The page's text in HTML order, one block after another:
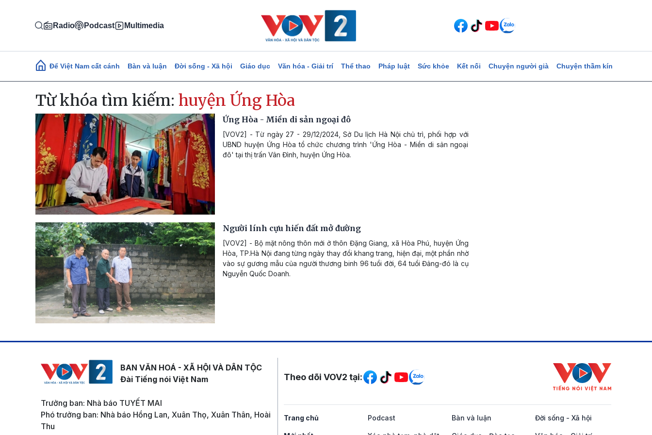
Radio Podcast Multimedia
Main navigation
Để Việt Nam cất cánh Bàn và luận Đời sống - Xã hội Giáo dục Văn hóa - Giải trí Thể thao Pháp luật Sức khỏe Kết nối Chuyện người già Chuyện thầm kín
Từ khóa tìm kiếm: huyện Ứng Hòa
Ứng Hòa - Miền di sản ngoại đô
[VOV2] - Từ ngày 27 - 29/12/2024, Sở Du lịch Hà Nội chủ trì, phối hợp với
UBND huyện Ứng Hòa tổ chức chương trình 'Ứng Hòa - Miền di sản ngoại
đô' tại thị trấn Vân Đình, huyện Ứng Hòa.
Người lính cựu hiến đất mở đường
[VOV2] - Bộ mặt nông thôn mới ở thôn Đặng Giang, xã Hòa Phú, huyện Ứng
Hòa, TP.Hà Nội đang từng ngày thay đổi khang trang, hiện đại, một phần nhờ
vào sự gương mẫu của người thương binh 96 tuổi đời, 64 tuổi Đảng-đó là cụ
Nguyễn Quốc Doanh.
BAN VĂN HOÁ - XÃ HỘI VÀ DÂN TỘC
Đài Tiếng nói Việt Nam
Trưởng ban: Nhà báo TUYẾT MAI
Phó trưởng ban: Nhà báo Hồng Lan, Xuân Thọ, Xuân Thân, Hoài
Thu
Mạng xã hội
Theo dõi VOV2 tại:
Trang chủ Podcast Bàn và luận Đời sống - Xã hội